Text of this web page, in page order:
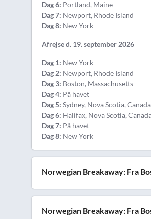
Dag 6: Portland, Maine
Dag 7: Newport, Rhode Island
Dag 8: New York
Afrejse d. 19. september 2026
Dag 1: New York
Dag 2: Newport, Rhode Island
Dag 3: Boston, Massachusetts
Dag 4: På havet
Dag 5: Sydney, Nova Scotia, Canada
Dag 6: Halifax, Nova Scotia, Canada
Dag 7: På havet
Dag 8: New York
Norwegian Breakaway: Fra
Norwegian Breakaway: Fra